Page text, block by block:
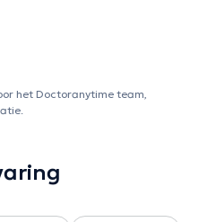
het Doctoranytime team,